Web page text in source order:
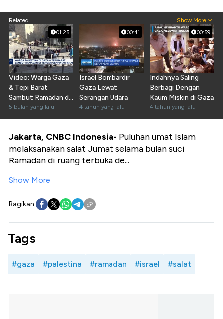
Related Show More
01:25
Video: Warga Gaza
& Tepi Barat
Sambut Ramadan di
Tengah Tekanan
Israel
5 bulan yang lalu
00:41
Israel Bombardir
Gaza Lewat
Serangan Udara
4 tahun yang lalu
00:59
Indahnya Saling
Berbagi Dengan
Kaum Miskin di Gaza
4 tahun yang lalu
Jakarta, CNBC Indonesia- Puluhan umat Islam
melaksanakan salat Jumat selama bulan suci
Ramadan di ruang terbuka de...
Show More
Bagikan:
Tags
#gaza #palestina #ramadan #israel #salat